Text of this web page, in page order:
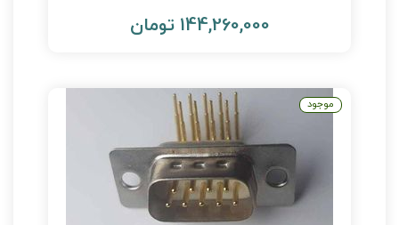
144,260,000 تومان
موجود